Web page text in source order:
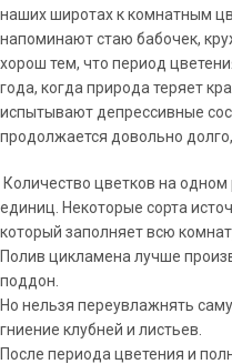
наших широтах к комнатным
напоминают стаю бабочек,
хорош тем, что период
года, когда природа теряет
испытывают депрессивные
продолжается довольно
Количество цветков на
единиц. Некоторые сорта
который заполняет всю
Полив цикламена лучше
поддон.
Но нельзя переувлажнять
гниение клубней и листьев.
После периода цветения и